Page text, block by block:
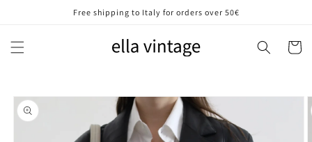
direttamenteFree shipping to Italy for orders over 50€
Carrello
Passa alle
informazioni
sul prodotto